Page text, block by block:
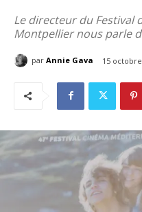
Le directeur du Festival
Montpellier nous parle
par Annie Gava 15